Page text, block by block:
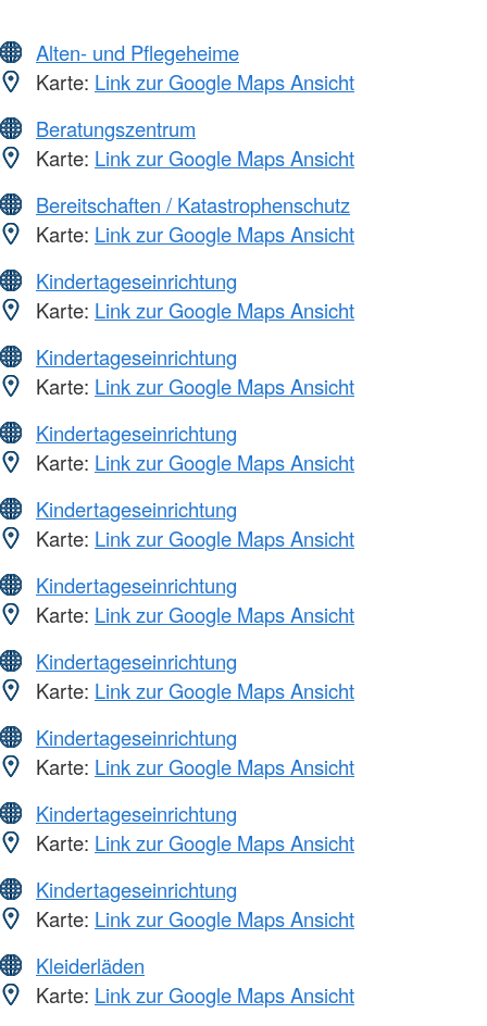
Alten- und Pflegeheime
Karte: Link zur Google Maps Ansicht
Beratungszentrum
Karte: Link zur Google Maps Ansicht
Bereitschaften / Katastrophenschutz
Karte: Link zur Google Maps Ansicht
Kindertageseinrichtung
Karte: Link zur Google Maps Ansicht
Kindertageseinrichtung
Karte: Link zur Google Maps Ansicht
Kindertageseinrichtung
Karte: Link zur Google Maps Ansicht
Kindertageseinrichtung
Karte: Link zur Google Maps Ansicht
Kindertageseinrichtung
Karte: Link zur Google Maps Ansicht
Kindertageseinrichtung
Karte: Link zur Google Maps Ansicht
Kindertageseinrichtung
Karte: Link zur Google Maps Ansicht
Kindertageseinrichtung
Karte: Link zur Google Maps Ansicht
Kindertageseinrichtung
Karte: Link zur Google Maps Ansicht
Kleiderläden
Karte: Link zur Google Maps Ansicht